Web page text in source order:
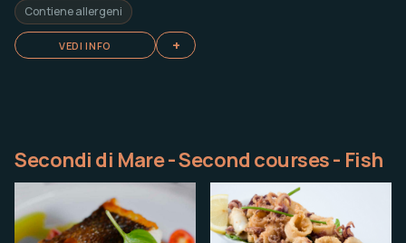
Contiene allergeni
VEDI INFO +
Secondi di Mare - Second courses - Fish